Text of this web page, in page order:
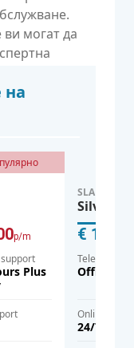
ви могат да
на
SLA
Silver
€
Telephone
Office
Online
24/7
p/m
support
Plus